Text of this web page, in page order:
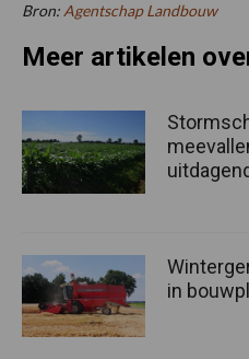
Bron: Agentschap Landbouw
Meer artikelen
in